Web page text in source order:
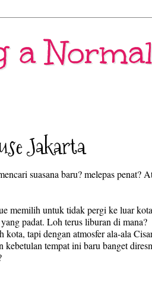
a
Jakarta
suasana baru? melepas penat?
memilih untuk tidak pergi ke luar
padat. Loh terus liburan di mana?
kota, tapi dengan atmosfer ala-ala
kebetulan tempat ini baru banget